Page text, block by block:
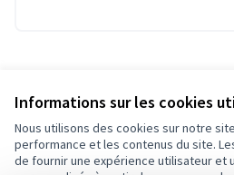
Informations sur les cookies
Nous utilisons des cookies sur notre
performance et les contenus du site.
de fournir une expérience utilisateur et
Vérifiez l'empreinte
Conditions d'utilisation
Paramètres des cookies